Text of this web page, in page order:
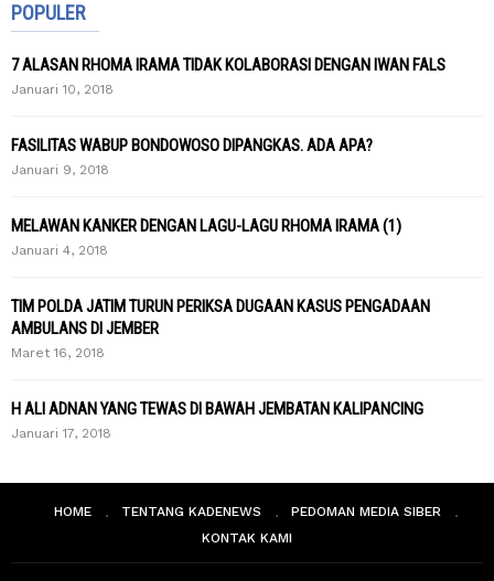
POPULER
7 ALASAN RHOMA IRAMA TIDAK KOLABORASI DENGAN IWAN FALS
Januari 10, 2018
FASILITAS WABUP BONDOWOSO DIPANGKAS. ADA APA?
Januari 9, 2018
MELAWAN KANKER DENGAN LAGU-LAGU RHOMA IRAMA (1)
Januari 4, 2018
TIM POLDA JATIM TURUN PERIKSA DUGAAN KASUS PENGADAAN
AMBULANS DI JEMBER
Maret 16, 2018
H ALI ADNAN YANG TEWAS DI BAWAH JEMBATAN KALIPANCING
Januari 17, 2018
HOME TENTANG KADENEWS
PEDOMAN MEDIA SIBER
KONTAK KAMI